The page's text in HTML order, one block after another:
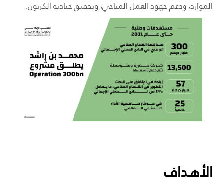
الموارد، ودعم جهود العمل المناخي، وتحقيق حيادية الكربون.
الأهـداف